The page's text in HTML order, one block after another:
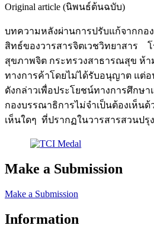
Original article (นิพนธ์ต้นฉบับ)
บทความหลังผ่านการปรับแก้จากกอ
สิทธ์ของวารสารจิตเวชวิทยาสาร
สุขภาพจิต กระทรวงสาธารณสุข ห้า
ทางการค้าโดยไม่ได้รับอนุญาต แต่
ดังกล่าวเพื่อประโยชน์ทางการศึกษ
กองบรรณาธิการไม่จำเป็นต้องเห็น
เห็นใดๆ ที่ปรากฏในวารสารสวนปรุง
Make a Submission
Make a Submission
Information